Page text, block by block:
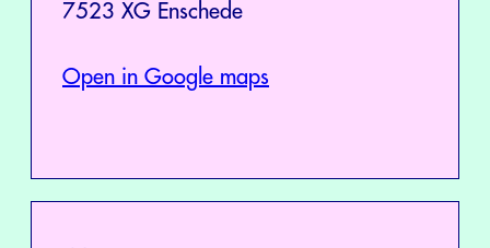
7523 XG Enschede
Open in Google maps